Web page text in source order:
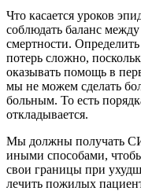
Что касается уроков
соблюдать баланс
смертности.
потерь сложно,
оказывать помощь в
мы не можем сделать
больным. То есть
откладывается.
Мы должны получать
иными способами,
свои границы при
лечить пожилых